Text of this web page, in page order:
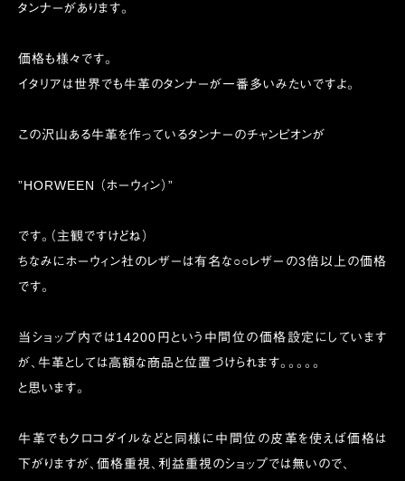
タンナーがあります。
価格も様々です。
イタリアは世界でも牛革のタンナーが一番多いみたいですよ。
この沢山ある牛革を作っているタンナーのチャンピオンが
”HORWEEN （ホーウィン）”
です。（主観ですけどね）
ちなみにホーウィン社のレザーは有名な○○レザーの3倍以上の価格
です。
当ショップ内では14200円という中間位の価格設定にしています
が、牛革としては高額な商品と位置づけられます。。。。。
と思います。
牛革でもクロコダイルなどと同様に中間位の皮革を使えば価格は
下がりますが、価格重視、利益重視のショップでは無いので、